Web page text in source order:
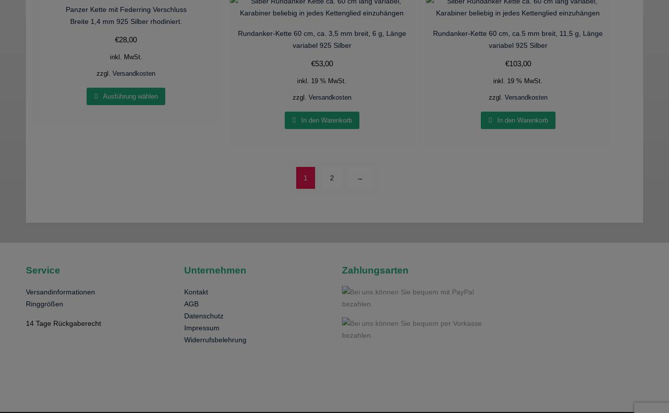
Panzer Kette mit Federring Verschluss
Breite 1,4 mm 925 Silber rhodiniert.
€28,00
inkl. MwSt.
zzgl.Versandkosten
Ausführung wählen
Rundanker-Kette 60 cm, ca. 3,5 mm breit, 6 g, Länge
variabel 925 Silber
€53,00
inkl. 19 % MwSt.
zzgl. Versandkosten
In den Warenkorb
Rundanker-Kette 60 cm, ca.5 mm breit, 11,5 g, Länge
variabel 925 Silber
€103,00
inkl. 19 % MwSt.
zzgl. Versandkosten
In den Warenkorb
1 2 →
Service
Versandinformationen
Ringgrößen
14 Tage Rückgaberecht
Unternehmen
Kontakt
AGB
Datenschutz
Impressum
Widerrufsbelehrung
Zahlungsarten